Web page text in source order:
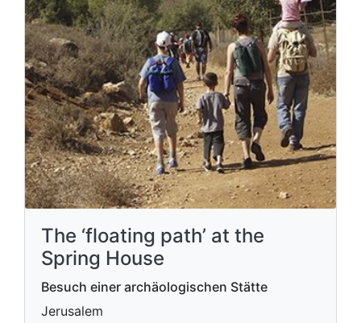
The ‘floating path’ at the
Spring House
Besuch einer archäologischen Stätte
Jerusalem